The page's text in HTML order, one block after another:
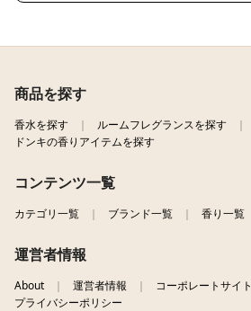
商品を探す
香水を探す
ルームフレグランスを探す
ドンキの香りアイテムを探す
コンテンツ一覧
カテゴリ一覧 ブランド一覧 香り一覧
運営者情報
About 運営者情報 コーポレートサイト
プライバシーポリシー